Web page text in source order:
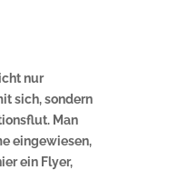
nur
sich, sondern
Man
eingewiesen,
ein Flyer,